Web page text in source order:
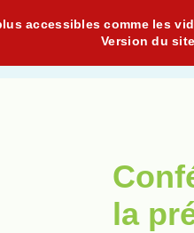
accessibles comme les
Version du
la